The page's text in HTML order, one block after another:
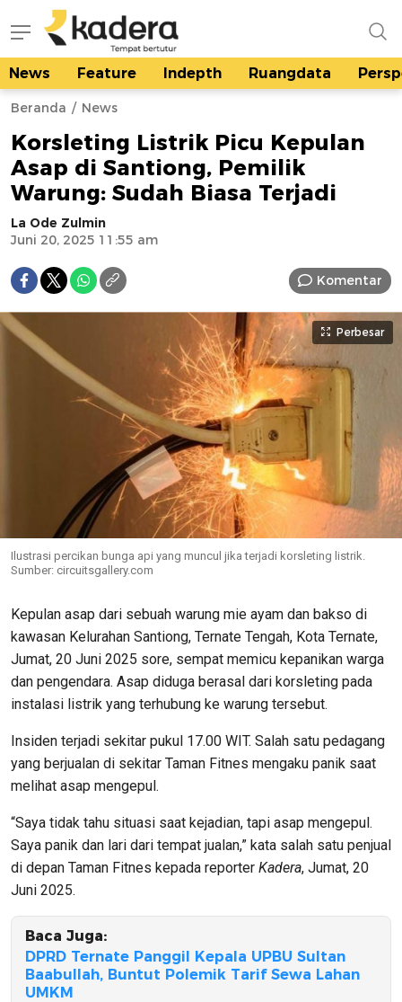
kadera.id
Tempat bertutur
News Feature Indepth Ruangdata
Beranda News
Korsleting Listrik Picu Kepulan
Asap di Santiong, Pemilik
Warung: Sudah Biasa Terjadi
La Ode Zulmin
Juni 20, 2025 11:55 am
Komentar
Perbesar
Ilustrasi percikan bunga api yang muncul jika terjadi korsleting listrik.
Sumber: circuitsgallery.com
Kepulan asap dari sebuah warung mie ayam dan bakso di
kawasan Kelurahan Santiong, Ternate Tengah, Kota Ternate,
Jumat, 20 Juni 2025 sore, sempat memicu kepanikan warga
dan pengendara. Asap diduga berasal dari korsleting pada
instalasi listrik yang terhubung ke warung tersebut.
Insiden terjadi sekitar pukul 17.00 WIT. Salah satu pedagang
yang berjualan di sekitar Taman Fitnes mengaku panik saat
melihat asap mengepul.
“Saya tidak tahu situasi saat kejadian, tapi asap mengepul.
Saya panik dan lari dari tempat jualan,” kata salah satu penjual
di depan Taman Fitnes kepada reporter Kadera, Jumat, 20
Juni 2025.
Baca Juga:
DPRD Ternate Panggil Kepala UPBU Sultan
Baabullah, Buntut Polemik Tarif Sewa Lahan
UMKM